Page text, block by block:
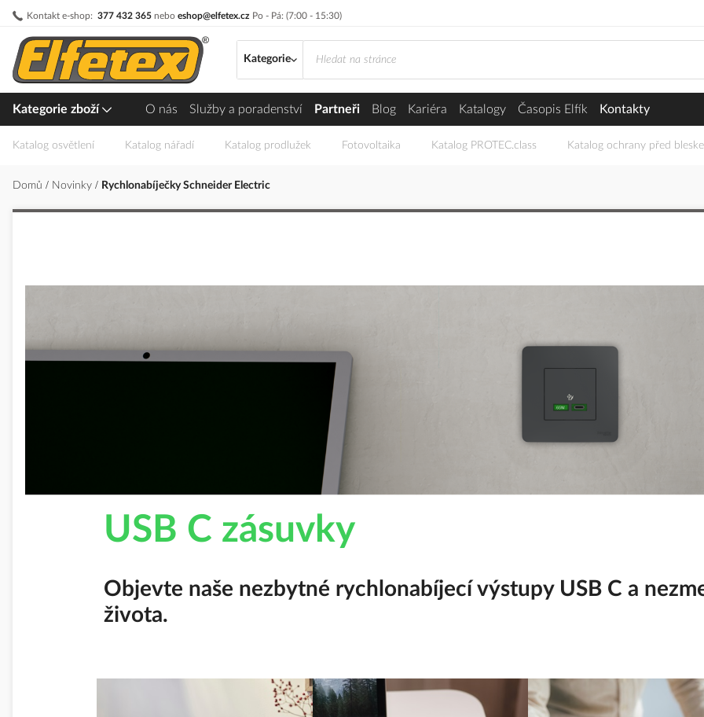
Kontakt e-shop: 377 432 365 nebo eshop@elfetex.cz Po - Pá: (7:00 - 15:30)
Přejít
obsah
Kategorie
Kategorie zboží O nás Služby a poradenství Partneři Blog Kariéra Katalogy Časopis Elfík Kontakty
Katalog osvětlení Katalog nářadí Katalog prodlužek Fotovoltaika Katalog PROTEC.class Katalog ochrany před
Domů Novinky Rychlonabíječky Schneider Electric
USB C zásuvky
Objevte naše nezbytné rychlonabíjecí výstupy USB C a
života.